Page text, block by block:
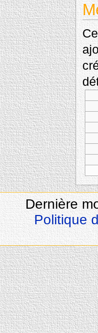
Dernière
Politique